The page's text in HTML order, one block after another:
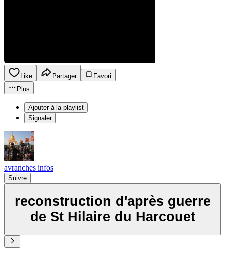
Like Partager
Favori
Plus
Ajouter à la playlist
Signaler
avranches infos
Suivre
reconstruction d'après guerre
de St Hilaire du Harcouet